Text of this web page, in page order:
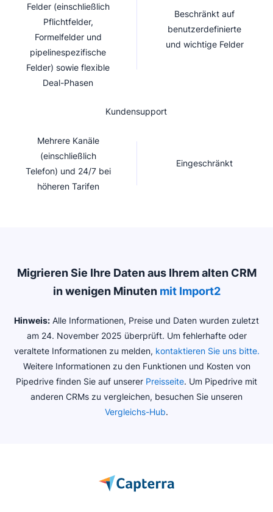
Felder (einschließlich
Pflichtfelder,
Formelfelder und
pipelinespezifische
Felder) sowie flexible
Deal-Phasen
Beschränkt auf
benutzerdefinierte
und wichtige Felder
Kundensupport
Mehrere Kanäle
(einschließlich
Telefon) und 24/7 bei
höheren Tarifen
Eingeschränkt
Migrieren Sie Ihre Daten aus Ihrem alten CRM
in wenigen Minuten mit Import2
Hinweis: Alle Informationen, Preise und Daten wurden zuletzt
am 24. November 2025 überprüft. Um fehlerhafte oder
veraltete Informationen zu melden, kontaktieren Sie uns bitte.
Weitere Informationen zu den Funktionen und Kosten von
Pipedrive finden Sie auf unserer Preisseite. Um Pipedrive mit
anderen CRMs zu vergleichen, besuchen Sie unseren
Vergleichs-Hub.